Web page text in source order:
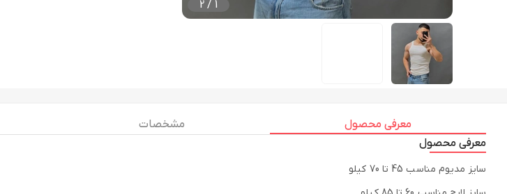
1
/
2
معرفی محصول مشخصات
معرفی محصول
سایز مدیوم مناسب 45 تا 70 کیلو